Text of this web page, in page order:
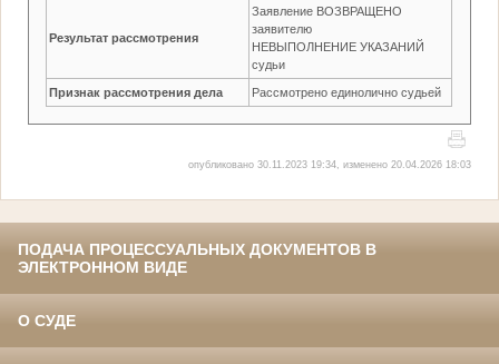
Результат рассмотрения
Заявление ВОЗВРАЩЕНО
заявителю
НЕВЫПОЛНЕНИЕ УКАЗАНИЙ
судьи
Признак рассмотрения дела Рассмотрено единолично судьей
опубликовано 30.11.2023 19:34, изменено 20.04.2026 18:03
ПОДАЧА ПРОЦЕССУАЛЬНЫХ ДОКУМЕНТОВ В
ЭЛЕКТРОННОМ ВИДЕ
О СУДЕ